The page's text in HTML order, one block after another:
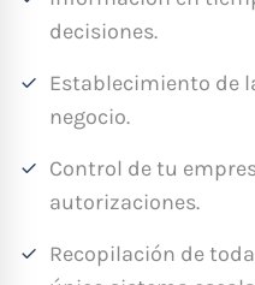
decisiones.
Establecimiento de
negocio.
Control de tu
autorizaciones.
Recopilación de